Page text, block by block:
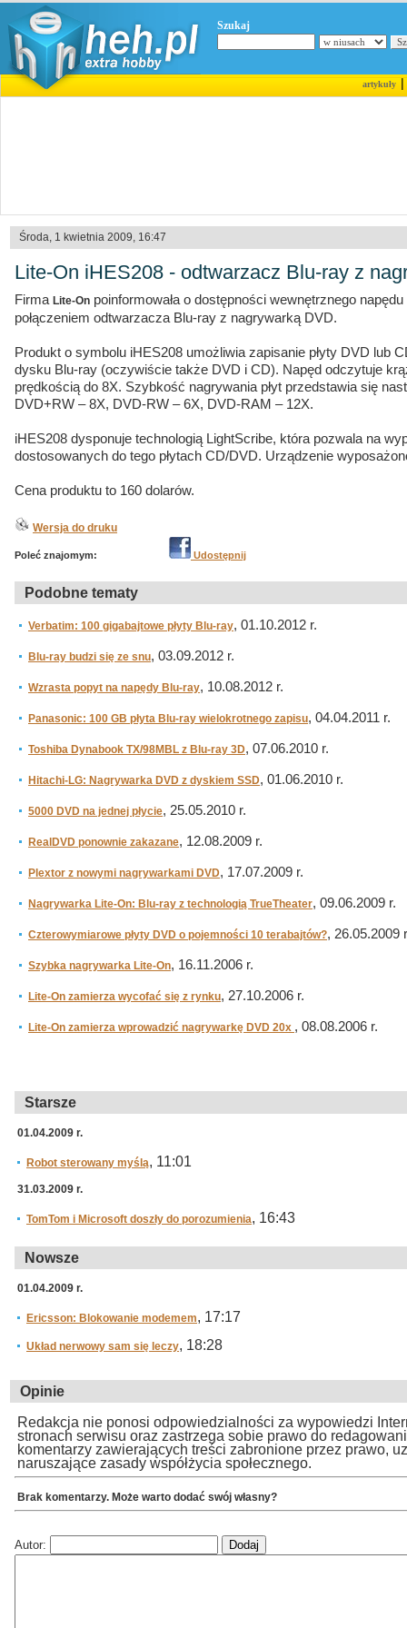
Szukaj
artykuły|
Środa, 1 kwietnia 2009, 16:47
Lite-On iHES208 - odtwarzacz Blu-ray z
Firma Lite-On poinformowała o dostępności wewnętrznego
połączeniem odtwarzacza Blu-ray z nagrywarką DVD.
Produkt o symbolu iHES208 umożliwia zapisanie płyty DVD lub
dysku Blu-ray (oczywiście także DVD i CD). Napęd odczytuje
prędkością do 8X. Szybkość nagrywania płyt przedstawia się
DVD+RW – 8X, DVD-RW – 6X, DVD-RAM – 12X.
iHES208 dysponuje technologią LightScribe, która pozwala na
dostosowanych do tego płytach CD/DVD. Urządzenie
Cena produktu to 160 dolarów.
Wersja do druku
Poleć znajomym: Udostępnij
Podobne tematy
Verbatim: 100 gigabajtowe płyty Blu-ray, 01.10.2012 r.
Blu-ray budzi się ze snu, 03.09.2012 r.
Wzrasta popyt na napędy Blu-ray, 10.08.2012 r.
Panasonic: 100 GB płyta Blu-ray wielokrotnego zapisu, 04.04.2011 r.
Toshiba Dynabook TX/98MBL z Blu-ray 3D, 07.06.2010 r.
Hitachi-LG: Nagrywarka DVD z dyskiem SSD, 01.06.2010 r.
5000 DVD na jednej płycie, 25.05.2010 r.
RealDVD ponownie zakazane, 12.08.2009 r.
Plextor z nowymi nagrywarkami DVD, 17.07.2009 r.
Nagrywarka Lite-On: Blu-ray z technologią TrueTheater, 09.06.2009 r.
Czterowymiarowe płyty DVD o pojemności 10 terabajtów?, 26.05.2009
Szybka nagrywarka Lite-On, 16.11.2006 r.
Lite-On zamierza wycofać się z rynku, 27.10.2006 r.
Lite-On zamierza wprowadzić nagrywarkę DVD 20x , 08.08.2006 r.
Starsze
01.04.2009 r.
Robot sterowany myślą, 11:01
31.03.2009 r.
TomTom i Microsoft doszły do porozumienia, 16:43
Nowsze
01.04.2009 r.
Ericsson: Blokowanie modemem, 17:17
Układ nerwowy sam się leczy, 18:28
Opinie
Redakcja nie ponosi odpowiedzialności za wypowiedzi
stronach serwisu oraz zastrzega sobie prawo do
komentarzy zawierających treści zabronione przez prawo,
naruszające zasady współżycia społecznego.
Brak komentarzy. Może warto dodać swój własny?
Autor: